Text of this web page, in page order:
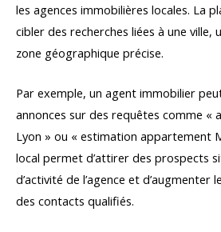
les agences immobilières locales. La
cibler des recherches liées à une ville,
zone géographique précise.
Par exemple, un agent immobilier
annonces sur des requêtes comme «
Lyon » ou « estimation appartement
local permet d’attirer des prospects
d’activité de l’agence et d’augmenter
des contacts qualifiés.